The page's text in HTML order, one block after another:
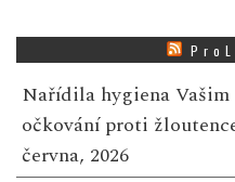
Nařídila hygiena
očkování proti
června, 2026